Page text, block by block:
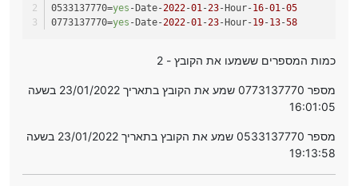
0533137770=yes -Date-2022-01-23-Hour-16-01-05
0773137770=yes -Date-2022-01-23-Hour-19-13-58
כמות המספרים ששמעו את הקובץ - 2
מספר 0773137770 שמע את הקובץ בתאריך 23/01/2022 בשעה
16:01:05
מספר 0533137770 שמע את הקובץ בתאריך 23/01/2022 בשעה
19:13:58